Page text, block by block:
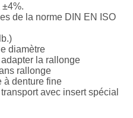
de la norme DIN EN ISO
diamètre
la rallonge
rallonge
denture fine
avec insert spécial